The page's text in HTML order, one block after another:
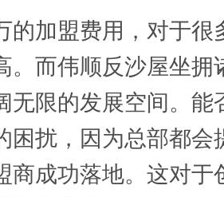
加盟费用，对于很
。而伟顺反沙屋坐拥
无限的发展空间。能
困扰，因为总部都会
商成功落地。这对于